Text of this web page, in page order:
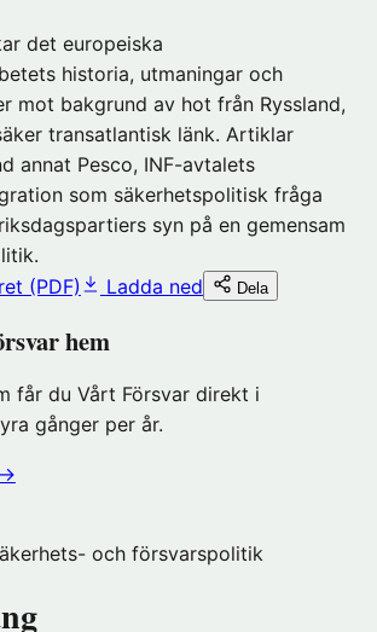
det europeiska
historia, utmaningar och
mot bakgrund av hot från Ryssland,
transatlantisk länk. Artiklar
annat Pesco, INF-avtalets
som säkerhetspolitisk fråga
syn på en gemensam
(PDF)
Ladda ned Dela
hem
får du Vårt Försvar direkt i
gånger per år.
→(öppnas
fönster
Föreningshuset)
och försvarspolitik